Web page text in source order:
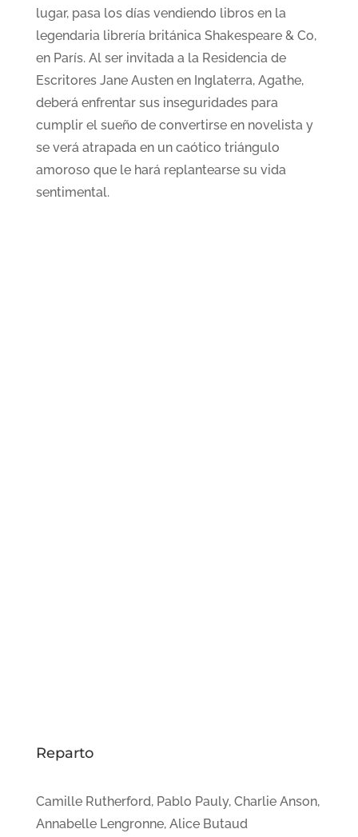
lugar, pasa los días vendiendo libros en la
legendaria librería británica Shakespeare & Co,
en París. Al ser invitada a la Residencia de
Escritores Jane Austen en Inglaterra, Agathe,
deberá enfrentar sus inseguridades para
cumplir el sueño de convertirse en novelista y
se verá atrapada en un caótico triángulo
amoroso que le hará replantearse su vida
sentimental.
Reparto
Camille Rutherford, Pablo Pauly, Charlie Anson,
Annabelle Lengronne, Alice Butaud